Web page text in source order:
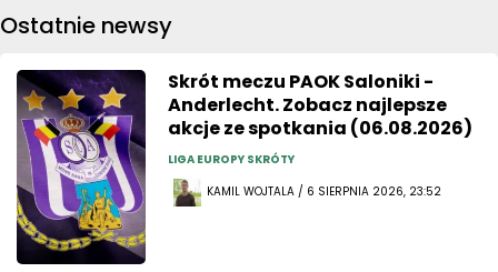
Ostatnie newsy
Skrót meczu PAOK Saloniki -
Anderlecht. Zobacz najlepsze
akcje ze spotkania (06.08.2026)
LIGA EUROPY SKRÓTY
KAMIL WOJTALA / 6 SIERPNIA 2026, 23:52